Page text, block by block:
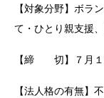
【対象分野】ボラ
て・ひとり親支援
【締 切】７月１
【法人格の有無】